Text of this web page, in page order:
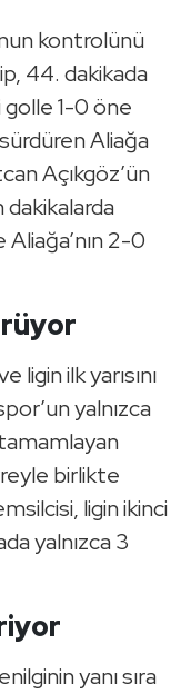
kontrolünü
44. dakikada
1-0 öne
sürdüren Aliağa
Açıkgöz’ün
dakikalarda
2-0
ligin ilk yarısını
yalnızca
birlikte
ligin ikinci
yalnızca 3
yanı sıra